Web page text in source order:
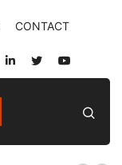
CONTACT